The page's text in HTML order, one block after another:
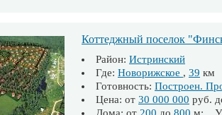
Коттеджный поселок
Район: Истринский
Где: Новорижское , 39 км
Готовность: Построен.
Цена: от 30 000 000 руб.